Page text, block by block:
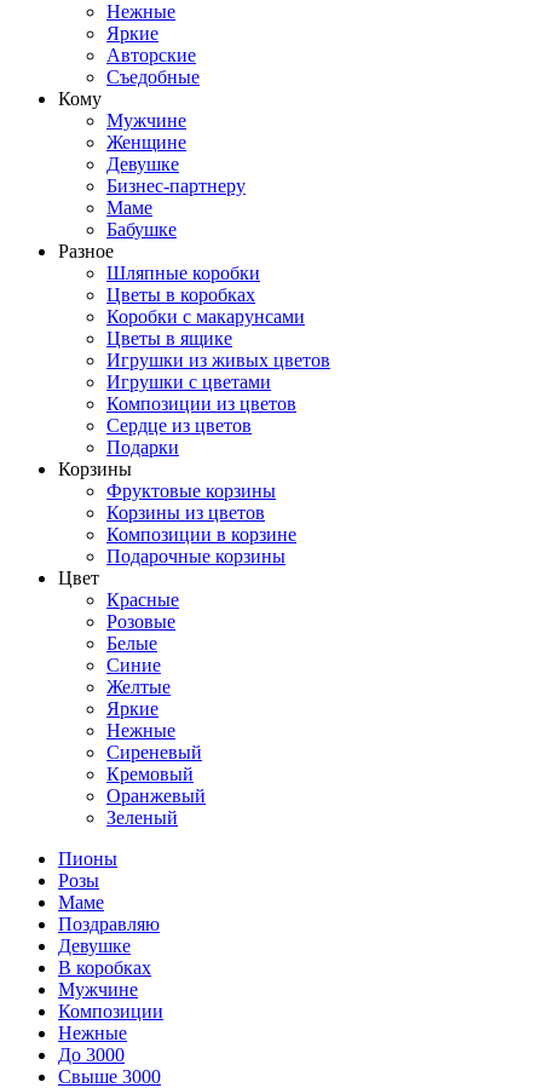
Нежные
Яркие
Авторские
Съедобные
Кому
Мужчине
Женщине
Девушке
Бизнес-партнеру
Маме
Бабушке
Разное
Шляпные коробки
Цветы в коробках
Коробки с макарунсами
Цветы в ящике
Игрушки из живых цветов
Игрушки с цветами
Композиции из цветов
Сердце из цветов
Подарки
Корзины
Фруктовые корзины
Корзины из цветов
Композиции в корзине
Подарочные корзины
Цвет
Красные
Розовые
Белые
Синие
Желтые
Яркие
Нежные
Сиреневый
Кремовый
Оранжевый
Зеленый
Пионы
Розы
Маме
Поздравляю
Девушке
В коробках
Мужчине
Композиции
Нежные
До 3000
Свыше 3000